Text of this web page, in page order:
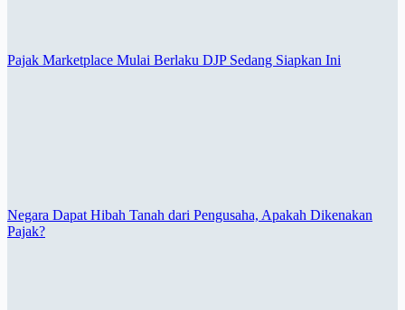
Pajak Marketplace Mulai Berlaku DJP Sedang Siapkan Ini
Negara Dapat Hibah Tanah dari Pengusaha, Apakah Dikenakan
Pajak?